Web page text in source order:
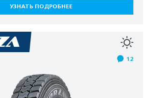
УЗНАТЬ ПОДРОБНЕЕ
12